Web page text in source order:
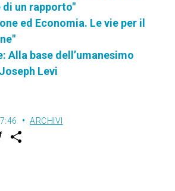
un rapporto"
ed Economia. Le vie per il
Alla base dell’umanesimo
Levi
ARCHIVI
w